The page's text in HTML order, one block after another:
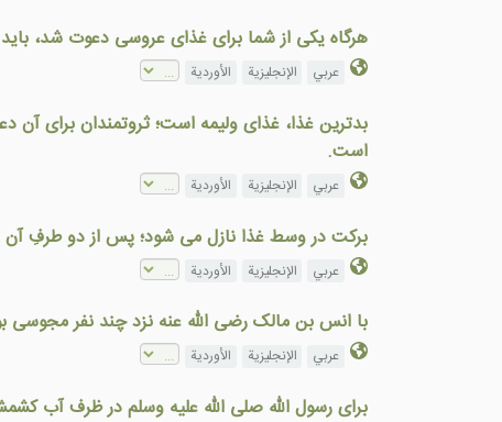
هرگاه یکی از شما برای غذای عروسی دعوت شد،
عربي الإنجليزية الأوردية
بدترين غذا، غذای وليمه است؛ ثروتمندان برای
است.
عربي الإنجليزية الأوردية
برکت در وسط غذا نازل می شود؛ پس از دو طرفِ آن
عربي الإنجليزية الأوردية
با انس بن مالک رضی الله عنه نزد چند نفر مجوسی
عربي الإنجليزية الأوردية
برای رسول الله صلی الله علیه وسلم در ظرف آب